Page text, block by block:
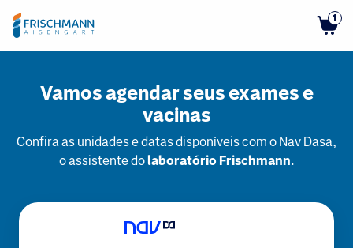
1
Vamos agendar seus exames e
vacinas
Confira as unidades e datas disponíveis com o Nav Dasa,
o assistente dolaboratório Frischmann.